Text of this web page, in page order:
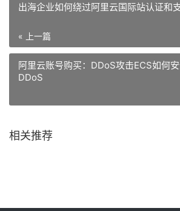
出海企业如何绕过阿里云国际站认证和
« 上一篇
阿里云账号购买：DDoS攻击ECS如何
DDoS
相关推荐